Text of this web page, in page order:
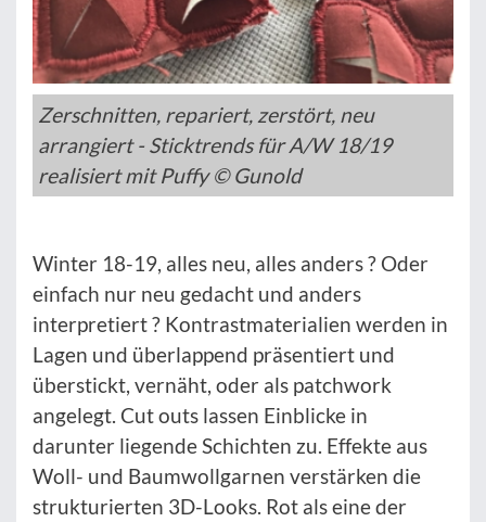
Zerschnitten, repariert, zerstört, neu
arrangiert - Sticktrends für A/W 18/19
realisiert mit Puffy © Gunold
Winter 18-19, alles neu, alles anders ? Oder
einfach nur neu gedacht und anders
interpretiert ? Kontrastmaterialien werden in
Lagen und überlappend präsentiert und
überstickt, vernäht, oder als patchwork
angelegt. Cut outs lassen Einblicke in
darunter liegende Schichten zu. Effekte aus
Woll- und Baumwollgarnen verstärken die
strukturierten 3D-Looks. Rot als eine der